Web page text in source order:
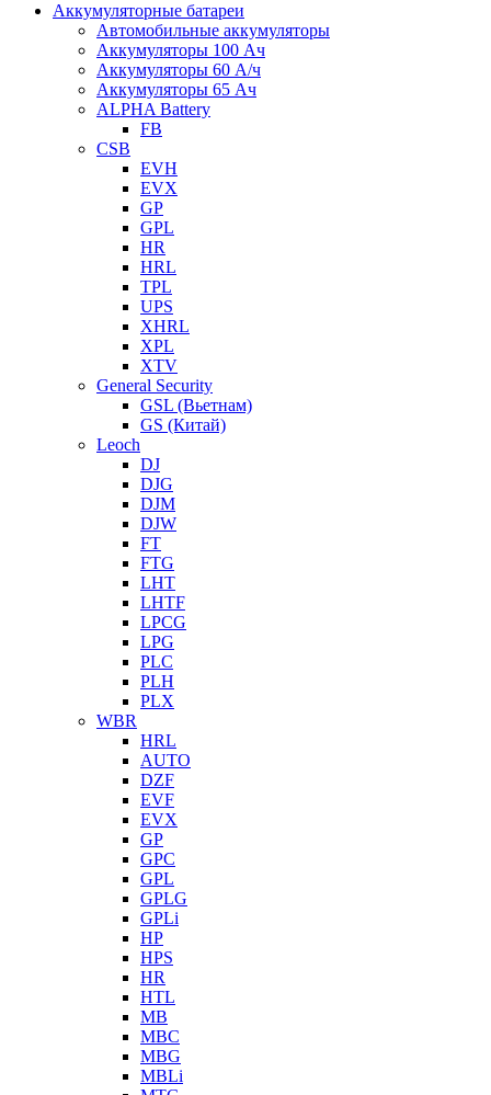
Аккумуляторные батареи
Автомобильные аккумуляторы
Аккумуляторы 100 Ач
Аккумуляторы 60 А/ч
Аккумуляторы 65 Ач
ALPHA Battery
FB
CSB
EVH
EVX
GP
GPL
HR
HRL
TPL
UPS
XHRL
XPL
XTV
General Security
GSL (Вьетнам)
GS (Китай)
Leoch
DJ
DJG
DJM
DJW
FT
FTG
LHT
LHTF
LPCG
LPG
PLC
PLH
PLX
WBR
HRL
AUTO
DZF
EVF
EVX
GP
GPC
GPL
GPLG
GPLi
HP
HPS
HR
HTL
MB
MBC
MBG
MBLi